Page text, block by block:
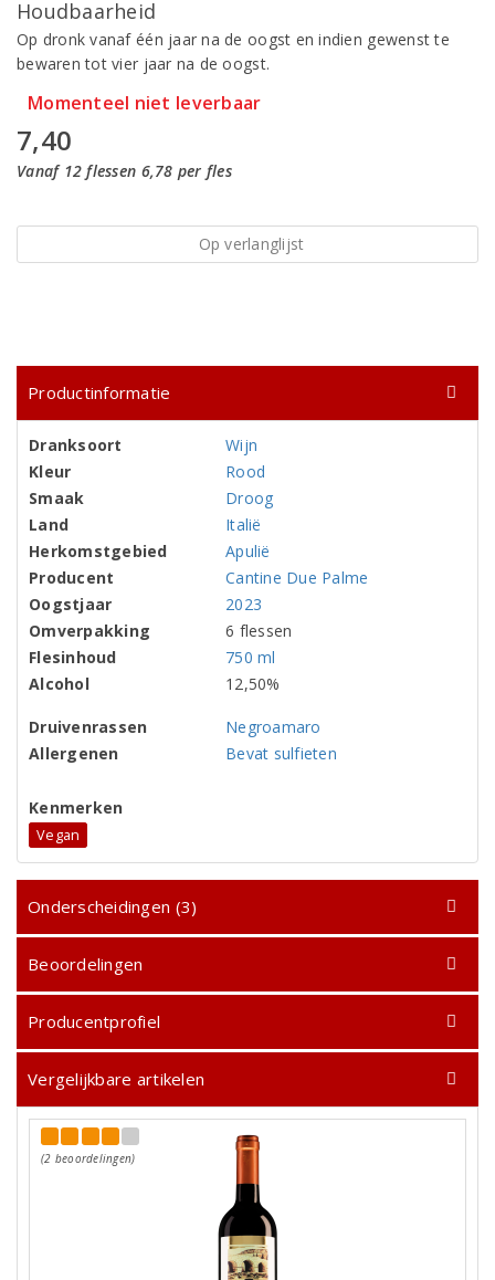
Houdbaarheid
Op dronk vanaf één jaar na de oogst en indien gewenst te
bewaren tot vier jaar na de oogst.
Momenteel niet leverbaar
7,40
Vanaf 12 flessen 6,78 per fles
Op verlanglijst
Productinformatie
Dranksoort
Wijn
Kleur
Rood
Smaak
Droog
Land
Italië
Herkomstgebied
Apulië
Producent
Cantine Due Palme
Oogstjaar
2023
Omverpakking
6 flessen
Flesinhoud
750 ml
Alcohol
12,50%
Druivenrassen
Negroamaro
Allergenen
Bevat sulfieten
Kenmerken
Vegan
Onderscheidingen (3)
Beoordelingen
Producentprofiel
Vergelijkbare artikelen
(2 beoordelingen)